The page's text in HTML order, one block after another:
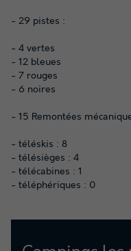
- 29 pistes :
- 4 vertes
- 12 bleues
- 7 rouges
- 6 noires
- 15 Remontées
- téléskis : 8
- télésièges : 4
- télécabines : 1
- téléphériques : 0